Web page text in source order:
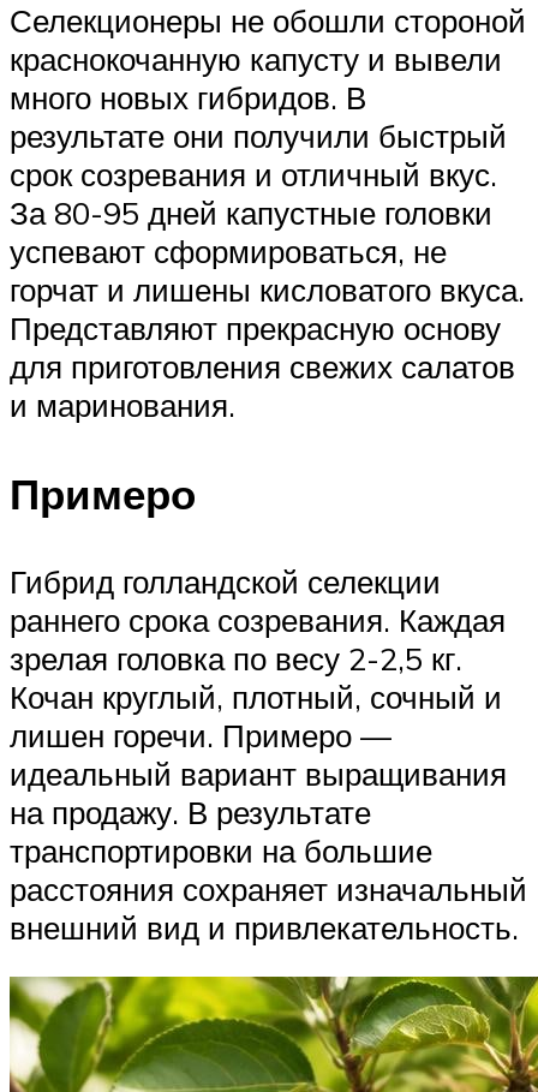
Селекционеры не обошли стороной
краснокочанную капусту и вывели
много новых гибридов. В
результате они получили быстрый
срок созревания и отличный вкус.
За 80-95 дней капустные головки
успевают сформироваться, не
горчат и лишены кисловатого вкуса.
Представляют прекрасную основу
для приготовления свежих салатов
и маринования.
Примеро
Гибрид голландской селекции
раннего срока созревания. Каждая
зрелая головка по весу 2-2,5 кг.
Кочан круглый, плотный, сочный и
лишен горечи. Примеро —
идеальный вариант выращивания
на продажу. В результате
транспортировки на большие
расстояния сохраняет изначальный
внешний вид и привлекательность.